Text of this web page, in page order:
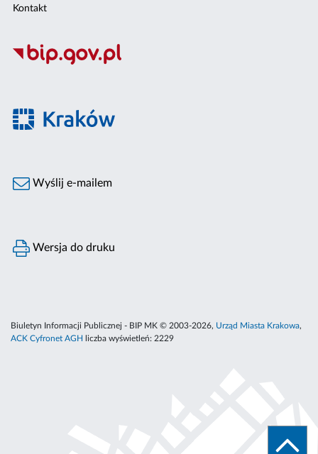
Kontakt
Wyślij e-mailem
Wersja do druku
Biuletyn Informacji Publicznej - BIP MK © 2003-2026, Urząd Miasta Krakowa,
ACK Cyfronet AGH liczba wyświetleń: 2229